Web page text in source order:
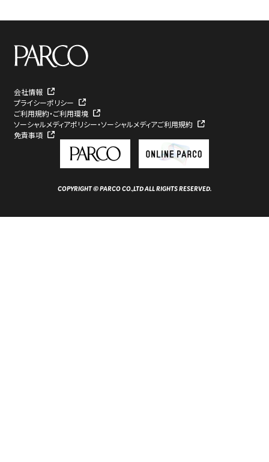
会社情報
プライシーポリシー
ご利用規約・ご利用環境
ソーシャルメディアポリシー・ソーシャルメディアご利用規約
免責事項
COPYRIGHT © PARCO CO.,LTD ALL RIGHTS RESERVED.